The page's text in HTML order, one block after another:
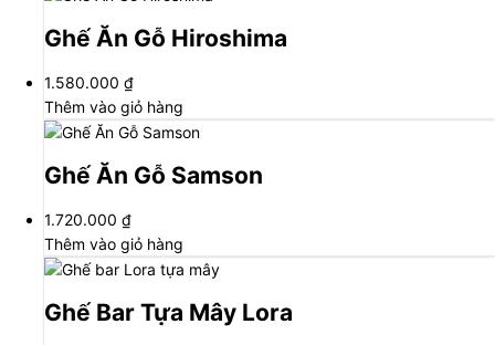
Ghế Ăn Gỗ Hiroshima
1.580.000 ₫
Thêm vào giỏ hàng
Ghế Ăn Gỗ Samson
1.720.000 ₫
Thêm vào giỏ hàng
Ghế Bar Tựa Mây Lora